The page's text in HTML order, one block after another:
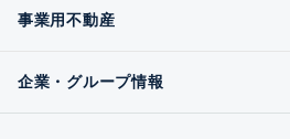
事業用不動産
企業・グループ情報